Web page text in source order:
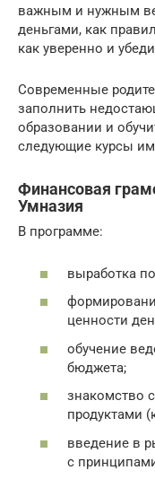
важным и нужным
деньгами, как
как уверенно и
Современные
заполнить
образовании и
следующие курсы
Финансовая
Умназия
В программе:
выработка
ценности
обучение
бюджета;
знакомство
продуктами
введение в
с